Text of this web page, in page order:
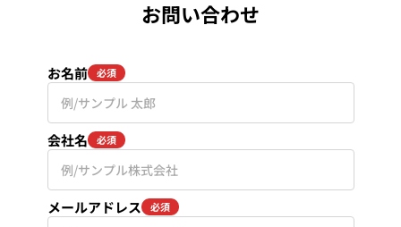
お問い合わせ
お名前 必須
会社名 必須
メールアドレス 必須